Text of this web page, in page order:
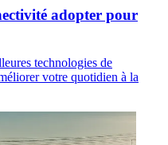
adopter pour
technologies de
votre quotidien à la